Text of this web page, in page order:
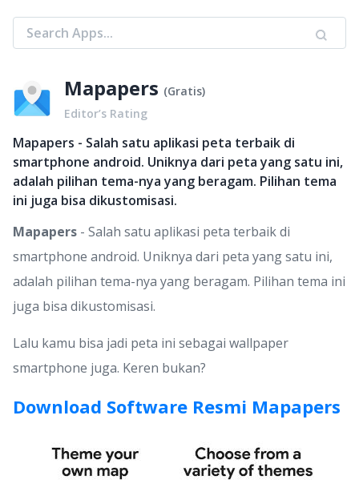
Mapapers (Gratis)
Editor’s Rating
Mapapers - Salah satu aplikasi peta terbaik di
smartphone android. Uniknya dari peta yang satu ini,
adalah pilihan tema-nya yang beragam. Pilihan tema
ini juga bisa dikustomisasi.
Mapapers - Salah satu aplikasi peta terbaik di
smartphone android. Uniknya dari peta yang satu ini,
adalah pilihan tema-nya yang beragam. Pilihan tema ini
juga bisa dikustomisasi.
Lalu kamu bisa jadi peta ini sebagai wallpaper
smartphone juga. Keren bukan?
Download Software Resmi Mapapers